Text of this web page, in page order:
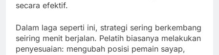
secara efektif.
Dalam laga seperti ini, strategi sering berkembang
seiring menit berjalan. Pelatih biasanya melakukan
penyesuaian: mengubah posisi pemain sayap,